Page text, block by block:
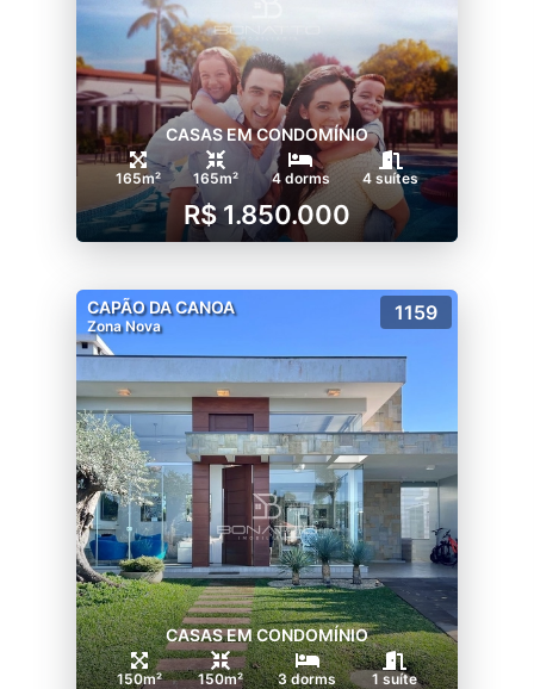
CASAS EM CONDOMÍNIO
165m² 165m² 4 dorms 4 suítes
R$ 1.850.000
CAPÃO DA CANOA
Zona Nova
1159
CASAS EM CONDOMÍNIO
150m² 150m² 3 dorms 1 suíte